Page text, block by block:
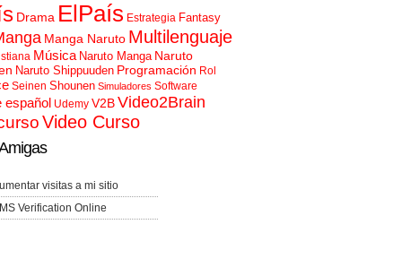
Drama ElPaís Estrategia Fantasy
Manga Naruto Multilenguaje
Música Naruto Manga Naruto
Naruto Shippuuden Programación Rol
Seinen Shounen Simuladores Software
español Udemy V2BVideo2Brain
Video Curso
visitas a mi sitio
Verification Online